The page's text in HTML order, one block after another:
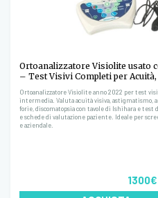
Ortoanalizzatore Visiolite usato
– Test Visivi Completi per
Ortoanalizzatore Visiolite anno 2022 per test
intermedia. Valuta acuità visiva, astigmatismo,
forie, discomatopsia con tavole di Ishihara e
e schede di valutazione paziente. Ideale per
e aziendale.
1300€